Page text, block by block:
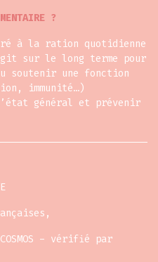
?
à la ration quotidienne
sur le long terme pour
soutenir une fonction
immunité…)
général et prévenir
- vérifié par